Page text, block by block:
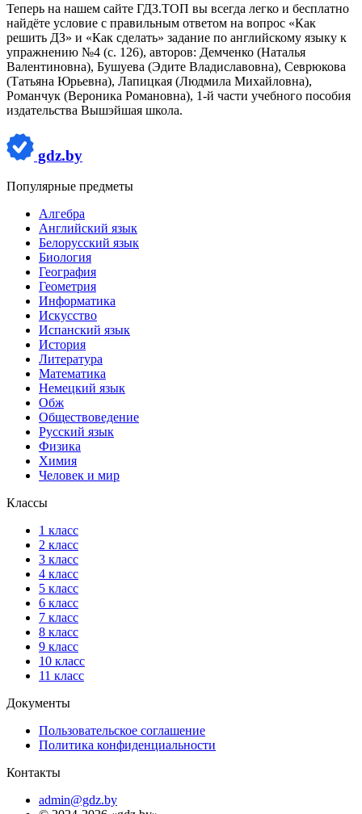
Теперь на нашем сайте ГДЗ.ТОП вы всегда легко и бесплатно
найдёте условие с правильным ответом на вопрос «Как
решить ДЗ» и «Как сделать» задание по английскому языку к
упражнению №4 (с. 126), авторов: Демченко (Наталья
Валентиновна), Бушуева (Эдите Владиславовна), Севрюкова
(Татьяна Юрьевна), Лапицкая (Людмила Михайловна),
Романчук (Вероника Романовна), 1-й части учебного пособия
издательства Вышэйшая школа.
gdz.by
Популярные предметы
Алгебра
Английский язык
Белорусский язык
Биология
География
Геометрия
Информатика
Искусство
Испанский язык
История
Литература
Математика
Немецкий язык
Обж
Обществоведение
Русский язык
Физика
Химия
Человек и мир
Классы
1 класс
2 класс
3 класс
4 класс
5 класс
6 класс
7 класс
8 класс
9 класс
10 класс
11 класс
Документы
Пользовательское соглашение
Политика конфиденциальности
Контакты
admin@gdz.by